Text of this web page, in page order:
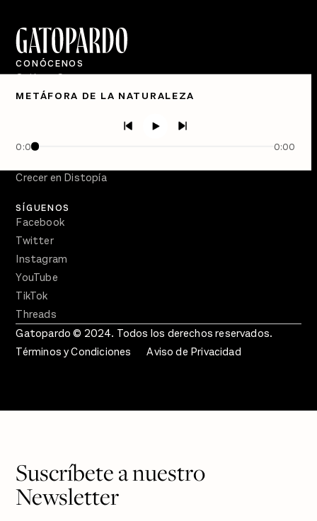
METÁFORA DE LA NATURALEZA
0:00 0:00
CONÓCENOS
Quiénes Somos
Directorio
Semanario Gatopardo
Crecer en Distopía
SÍGUENOS
Facebook
Twitter
Instagram
YouTube
TikTok
Threads
Gatopardo © 2024. Todos los derechos reservados.
Términos y Condiciones
Aviso de Privacidad
Suscríbete a nuestro
Newsletter